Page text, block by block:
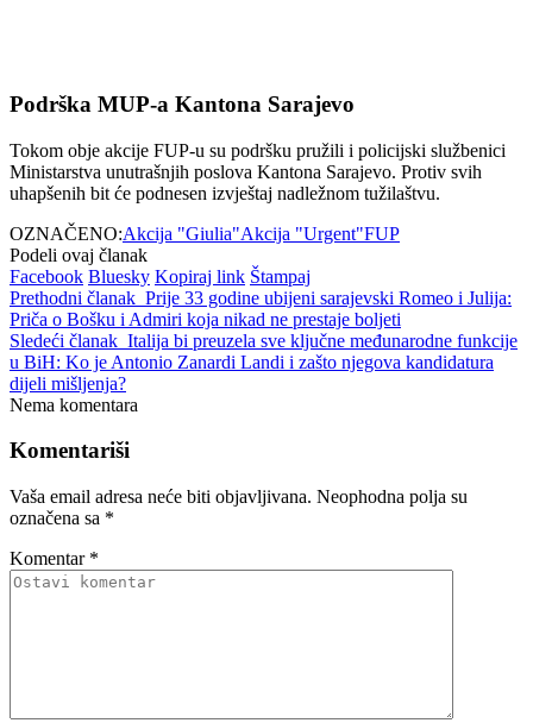
Podrška MUP-a Kantona Sarajevo
Tokom obje akcije FUP-u su podršku pružili i policijski službenici
Ministarstva unutrašnjih poslova Kantona Sarajevo. Protiv svih
uhapšenih bit će podnesen izvještaj nadležnom tužilaštvu.
OZNAČENO:Akcija "Giulia"Akcija "Urgent"FUP
Podeli ovaj članak
Facebook Bluesky Kopiraj link Štampaj
Prethodni članak Prije 33 godine ubijeni sarajevski Romeo i Julija:
Priča o Bošku i Admiri koja nikad ne prestaje boljeti
Sledeći članak Italija bi preuzela sve ključne međunarodne funkcije
u BiH: Ko je Antonio Zanardi Landi i zašto njegova kandidatura
dijeli mišljenja?
Nema komentara
Komentariši
Vaša email adresa neće biti objavljivana. Neophodna polja su
označena sa *
Komentar *